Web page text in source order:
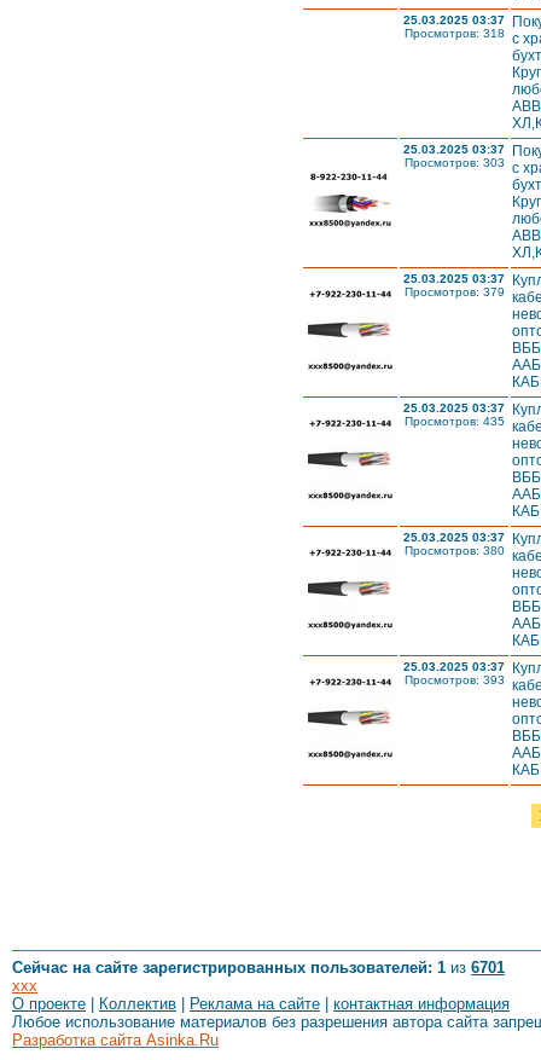
25.03.2025 03:37
Просмотров: 318
с
25.03.2025 03:37
Просмотров: 303
с
25.03.2025 03:37
Просмотров: 379
25.03.2025 03:37
Просмотров: 435
25.03.2025 03:37
Просмотров: 380
25.03.2025 03:37
Просмотров: 393
Сейчас на сайте зарегистрированных пользователей: 1 из 6701
xxx
О проекте
Коллектив Реклама на сайте
контактная информация
Любое использование материалов без разрешения автора сайта
Разработка сайта Asinka.Ru